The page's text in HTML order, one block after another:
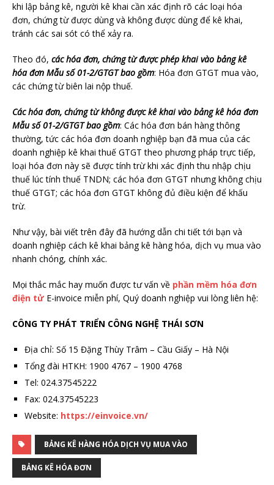
khi lập bảng kê, người kê khai cần xác định rõ các loại hóa
đơn, chứng từ được dùng và không được dùng để kê khai,
tránh các sai sót có thể xảy ra.
Theo đó, các hóa đơn, chứng từ được phép khai vào bảng kê
hóa đơn Mẫu số 01-2/GTGT bao gồm: Hóa đơn GTGT mua vào,
các chứng từ biên lai nộp thuế.
Các hóa đơn, chứng từ không được kê khai vào bảng kê hóa đơn
Mẫu số 01-2/GTGT bao gồm: Các hóa đơn bán hàng thông
thường, tức các hóa đơn doanh nghiệp bạn đã mua của các
doanh nghiệp kê khai thuế GTGT theo phương pháp trực tiếp,
loại hóa đơn này sẽ được tính trừ khi xác định thu nhập chịu
thuế lúc tính thuế TNDN; các hóa đơn GTGT nhưng không chịu
thuế GTGT; các hóa đơn GTGT không đủ điều kiện để khấu
trừ.
Như vậy, bài viết trên đây đã hướng dẫn chi tiết tới bạn và
doanh nghiệp cách kê khai bảng kê hàng hóa, dịch vụ mua vào
nhanh chóng, chính xác.
Mọi thắc mắc hay muốn được tư vấn về phần mềm hóa đơn
điện tửE-invoice miễn phí, Quý doanh nghiệp vui lòng liên hệ:
CÔNG TY PHÁT TRIỂN CÔNG NGHỆ THÁI SƠN
Địa chỉ: Số 15 Đặng Thùy Trâm – Cầu Giấy – Hà Nội
Tổng đài HTKH: 1900 4767 – 1900 4768
Tel: 024.37545222
Fax: 024.37545223
Website: https://einvoice.vn/
BẢNG KÊ HÀNG HÓA DỊCH VỤ MUA VÀO
BẢNG KÊ HÓA ĐƠN